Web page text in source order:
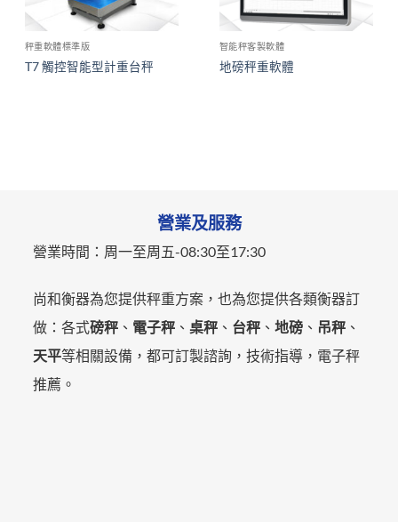
秤重軟體標準版
T7 觸控智能型計重台秤
智能秤客製軟體
地磅秤重軟體
營業及服務
營業時間： 周一至周五-08:30至17:30
尚和衡器為您提供秤重方案，也為您提供各類衡器訂
做：各式磅秤 、 電子秤 、桌秤 、 台秤 、地磅 、 吊秤 、
天平等相關設備，都可訂製諮詢，技術指導，電子秤
推薦。